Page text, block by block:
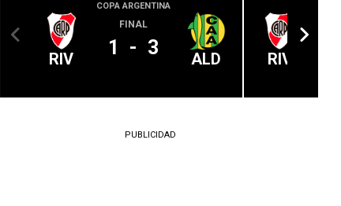
COPA ARGENTINA
RIV
FINAL
1 - 3 ALD RIV
PUBLICIDAD